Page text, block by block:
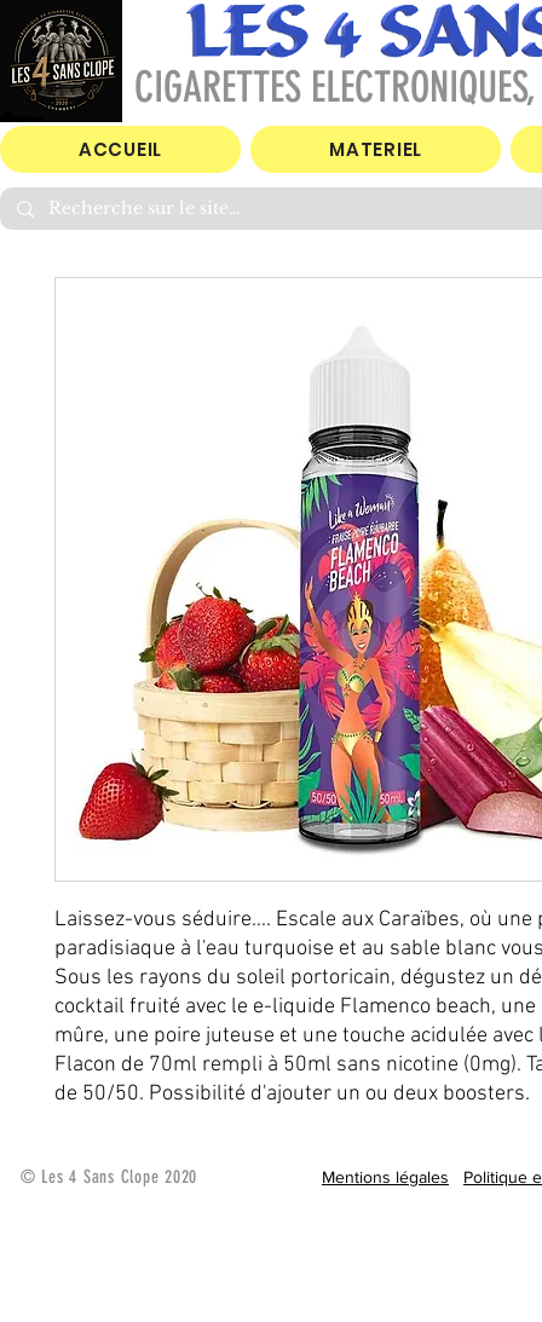
CIGARETTES
ACCUEIL MATERIEL
Laissez-vous séduire.... Escale aux Caraïbes, où une
paradisiaque à l'eau turquoise et au sable blanc
Sous les rayons du soleil portoricain, dégustez un
cocktail fruité avec le e-liquide Flamenco beach,
mûre, une poire juteuse et une touche acidulée
Flacon de 70ml rempli à 50ml sans nicotine (0mg).
de 50/50. Possibilité d'ajouter un ou deux boosters.
© Les 4 Sans Clope 2020 Mentions légales Politique